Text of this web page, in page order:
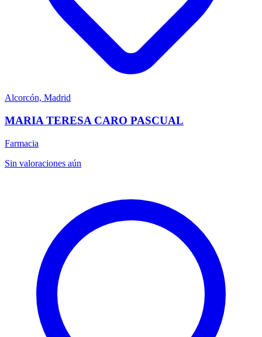
Alcorcón, Madrid
MARIA TERESA CARO PASCUAL
Farmacia
Sin valoraciones aún